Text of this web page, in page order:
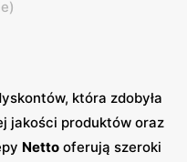
)
która zdobyła
jakości produktów oraz
Netto oferują szeroki